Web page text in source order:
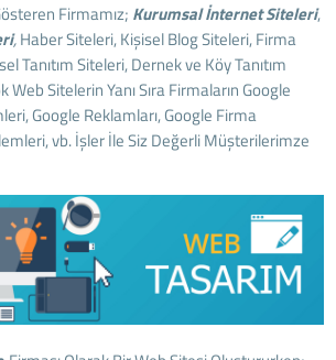
Firmamız; Kurumsal İnternet Siteleri,
,Haber Siteleri, Kişisel Blog Siteleri, Firma
Tanıtım Siteleri, Dernek ve Köy Tanıtım
Sitelerin Yanı Sıra Firmaların Google
Google Reklamları, Google Firma
vb. İşler İle Siz Değerli Müşterilerimze